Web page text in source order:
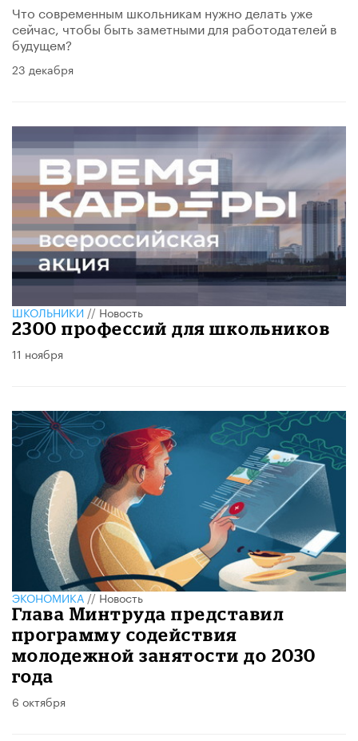
Что современным школьникам нужно делать уже
сейчас, чтобы быть заметными для работодателей в
будущем?
23 декабря
ШКОЛЬНИКИ//Новость
2300 профессий для школьников
11 ноября
ЭКОНОМИКА//Новость
Глава Минтруда представил
программу содействия
молодежной занятости до 2030
года
6 октября